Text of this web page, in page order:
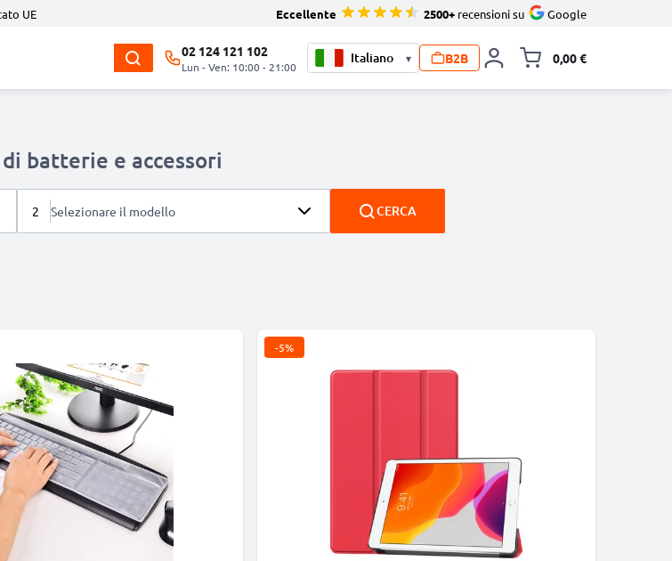
UE Eccellente 2500+ recensioni su Google
02 124 121 102
Lun - Ven: 10:00 - 21:00
▾ B2B 0,00 €
di batterie e accessori
2 Selezionare il modello CERCA
-5%